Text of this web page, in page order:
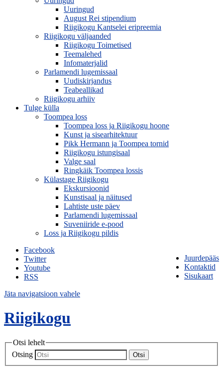
Uuringud
August Rei stipendium
Riigikogu Kantselei eripreemia
Riigikogu väljaanded
Riigikogu Toimetised
Teemalehed
Infomaterjalid
Parlamendi lugemissaal
Uudiskirjandus
Teabeallikad
Riigikogu arhiiv
Tulge külla
Toompea loss
Toompea loss ja Riigikogu hoone
Kunst ja sisearhitektuur
Pikk Hermann ja Toompea tornid
Riigikogu istungisaal
Valge saal
Ringkäik Toompea lossis
Külastage Riigikogu
Ekskursioonid
Kunstisaal ja näitused
Lahtiste uste päev
Parlamendi lugemissaal
Suveniiride e-pood
Loss ja Riigikogu pildis
Juurdepääs
Kontaktid
Sisukaart
Facebook
Twitter
Youtube
RSS
Jäta navigatsioon vahele
Riigikogu
Otsi lehelt
Otsing
Otsi